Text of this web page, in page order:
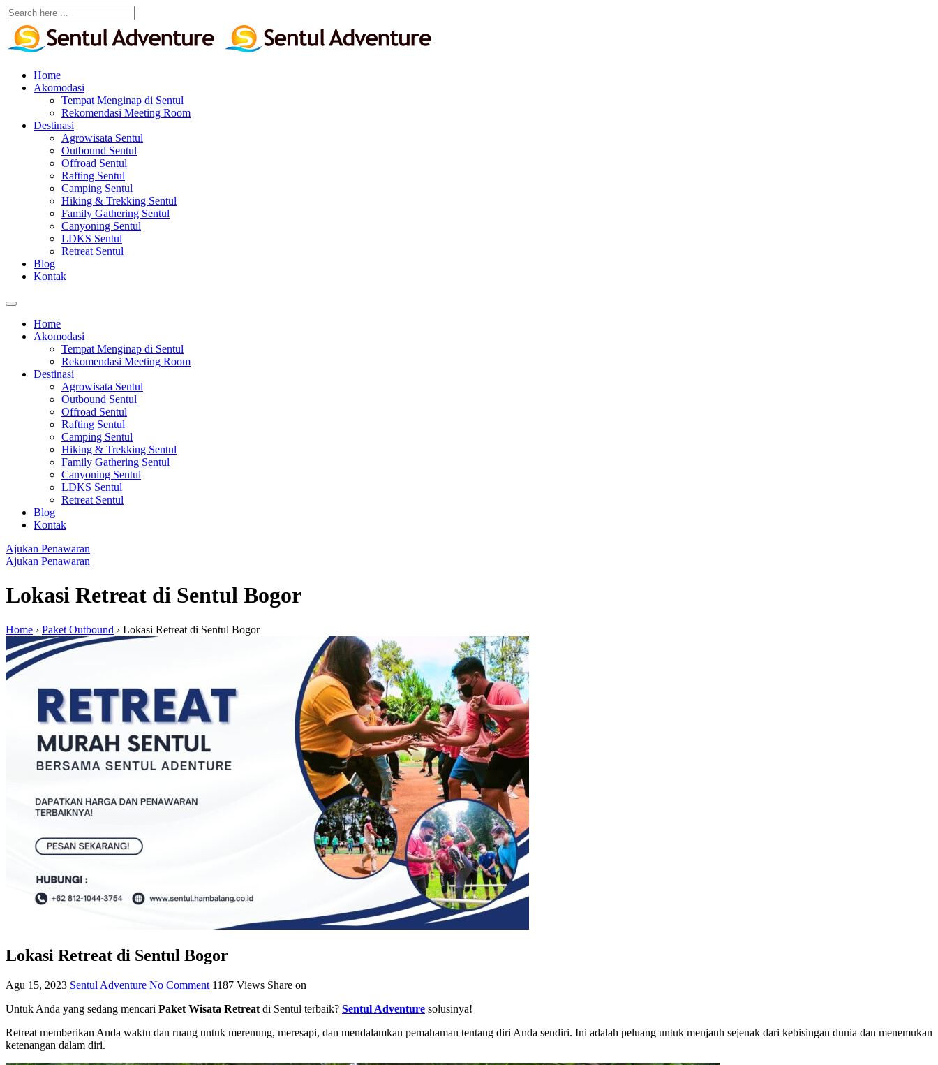
Home
Akomodasi
Tempat Menginap di Sentul
Rekomendasi Meeting Room
Destinasi
Agrowisata Sentul
Outbound Sentul
Offroad Sentul
Rafting Sentul
Camping Sentul
Hiking & Trekking Sentul
Family Gathering Sentul
Canyoning Sentul
LDKS Sentul
Retreat Sentul
Blog
Kontak
Home
Akomodasi
Tempat Menginap di Sentul
Rekomendasi Meeting Room
Destinasi
Agrowisata Sentul
Outbound Sentul
Offroad Sentul
Rafting Sentul
Camping Sentul
Hiking & Trekking Sentul
Family Gathering Sentul
Canyoning Sentul
LDKS Sentul
Retreat Sentul
Blog
Kontak
Ajukan Penawaran
Ajukan Penawaran
Lokasi Retreat di Sentul Bogor
Home › Paket Outbound › Lokasi Retreat di Sentul Bogor
Lokasi Retreat di Sentul Bogor
Agu 15, 2023 Sentul Adventure No Comment 1187 Views Share on
Untuk Anda yang sedang mencari Paket Wisata Retreat di Sentul terbaik? Sentul Adventure solusinya!
Retreat memberikan Anda waktu dan ruang untuk merenung, meresapi, dan mendalamkan pemahaman tentang diri Anda sendiri. Ini adalah peluang untuk menjauh sejenak dari kebisingan dunia dan menemukan
ketenangan dalam diri.